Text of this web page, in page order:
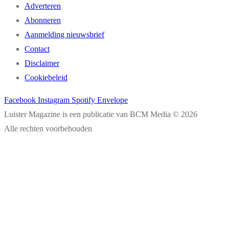
Adverteren
Abonneren
Aanmelding nieuwsbrief
Contact
Disclaimer
Cookiebeleid
Facebook Instagram Spotify Envelope
Luister Magazine is een publicatie van BCM Media © 2026
Alle rechten voorbehouden